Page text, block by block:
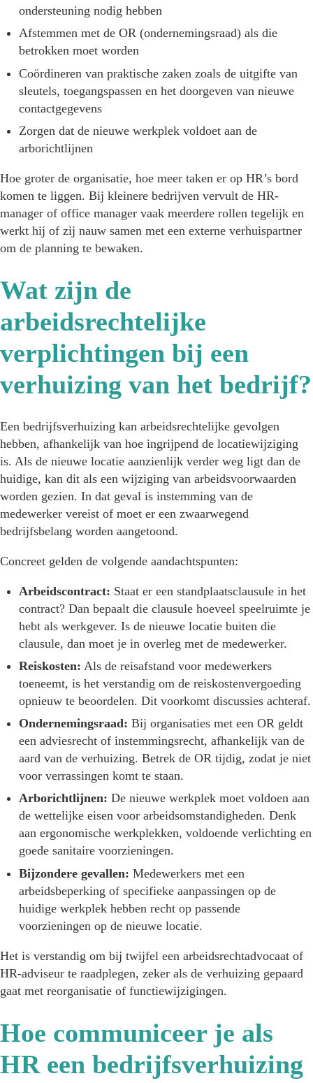
ondersteuning nodig hebben
Afstemmen met de OR (ondernemingsraad) als die
betrokken moet worden
Coördineren van praktische zaken zoals de uitgifte van
sleutels, toegangspassen en het doorgeven van nieuwe
contactgegevens
Zorgen dat de nieuwe werkplek voldoet aan de
arborichtlijnen
Hoe groter de organisatie, hoe meer taken er op HR’s bord
komen te liggen. Bij kleinere bedrijven vervult de HR-
manager of office manager vaak meerdere rollen tegelijk en
werkt hij of zij nauw samen met een externe verhuispartner
om de planning te bewaken.
Wat zijn de
arbeidsrechtelijke
verplichtingen bij een
verhuizing van het bedrijf?
Een bedrijfsverhuizing kan arbeidsrechtelijke gevolgen
hebben, afhankelijk van hoe ingrijpend de locatiewijziging
is. Als de nieuwe locatie aanzienlijk verder weg ligt dan de
huidige, kan dit als een wijziging van arbeidsvoorwaarden
worden gezien. In dat geval is instemming van de
medewerker vereist of moet er een zwaarwegend
bedrijfsbelang worden aangetoond.
Concreet gelden de volgende aandachtspunten:
Arbeidscontract: Staat er een standplaatsclausule in het
contract? Dan bepaalt die clausule hoeveel speelruimte je
hebt als werkgever. Is de nieuwe locatie buiten die
clausule, dan moet je in overleg met de medewerker.
Reiskosten: Als de reisafstand voor medewerkers
toeneemt, is het verstandig om de reiskostenvergoeding
opnieuw te beoordelen. Dit voorkomt discussies achteraf.
Ondernemingsraad: Bij organisaties met een OR geldt
een adviesrecht of instemmingsrecht, afhankelijk van de
aard van de verhuizing. Betrek de OR tijdig, zodat je niet
voor verrassingen komt te staan.
Arborichtlijnen: De nieuwe werkplek moet voldoen aan
de wettelijke eisen voor arbeidsomstandigheden. Denk
aan ergonomische werkplekken, voldoende verlichting en
goede sanitaire voorzieningen.
Bijzondere gevallen: Medewerkers met een
arbeidsbeperking of specifieke aanpassingen op de
huidige werkplek hebben recht op passende
voorzieningen op de nieuwe locatie.
Het is verstandig om bij twijfel een arbeidsrechtadvocaat of
HR-adviseur te raadplegen, zeker als de verhuizing gepaard
gaat met reorganisatie of functiewijzigingen.
Hoe communiceer je als
HR een bedrijfsverhuizing